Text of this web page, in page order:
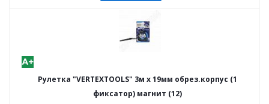
Рулетка "VERTEXTOOLS" 3м х 19мм обрез.корпус (1
фиксатор) магнит (12)